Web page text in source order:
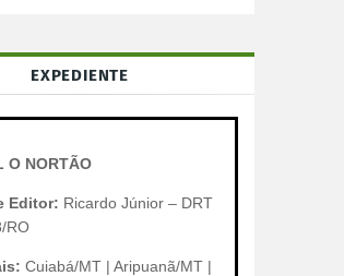
EXPEDIENTE
O NORTÃO
Editor: Ricardo Júnior – DRT
RO
Cuiabá/MT | Aripuanã/MT |